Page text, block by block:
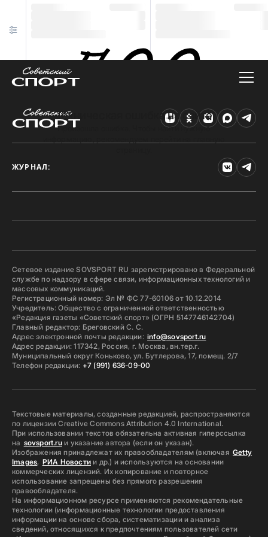
Техническая ошибка на сайте
Произошла ошибка. Чтобы найти нужную
ЖУРНАЛ:
Сетевое издание SOVSPORT RU зарегистрировано в Федеральной
службе по надзору в сфере связи, информационных технологий и
массовых коммуникаций.
Регистрационный номер: Эл № ФС 77-60106 от 10.12.2014
Учредитель: Общество с ограниченной ответственностью
«Редакция газеты «Советский спорт» (ОГРН 5147746142704)
Главный редактор: Бреговский С. С.
Адрес электронной почты редакции: info@sovsport.ru
Адрес редакции: 117342, Россия, г. Москва, вн.тер.г.
Муниципальный округ Коньково, ул. Бутлерова, 17, помещ. 2/7
Телефон редакции: +7 (991) 636-09-00
Текстовые материалы, созданные редакцией, распространяются
по лицензии Creative Commons Attribution 4.0 International.
При использовании текстов обязательна активная гиперссылка
на sovsport.ruи указание автора (если он указан).
Изображения принадлежат их правообладателям (включая Getty
Images, РИА Новостии др.) и используются на основании
коммерческих лицензий. Их копирование и повторное
использование запрещены без прямого разрешения
правообладателя.
На информационном ресурсе применяются рекомендательные
технологии (информационные технологии предоставления
информации на основе сбора, систематизации и анализа
сведений, относящихся к предпочтениям пользователей сети